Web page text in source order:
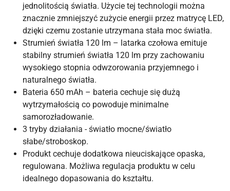
jednolitością światła. Użycie tej technologii można
znacznie zmniejszyć zużycie energii przez matrycę LED,
dzięki czemu zostanie utrzymana stała moc światła.
Strumień światła 120 lm – latarka czołowa emituje
stabilny strumień światła 120 lm przy zachowaniu
wysokiego stopnia odwzorowania przyjemnego i
naturalnego światła.
Bateria 650 mAh – bateria cechuje się dużą
wytrzymałością co powoduje minimalne
samorozładowanie.
3 tryby działania - światło mocne/światło
słabe/stroboskop.
Produkt cechuje dodatkowa nieuciskające opaska,
regulowana. Możliwa regulacja produktu w celu
idealnego dopasowania do kształtu.